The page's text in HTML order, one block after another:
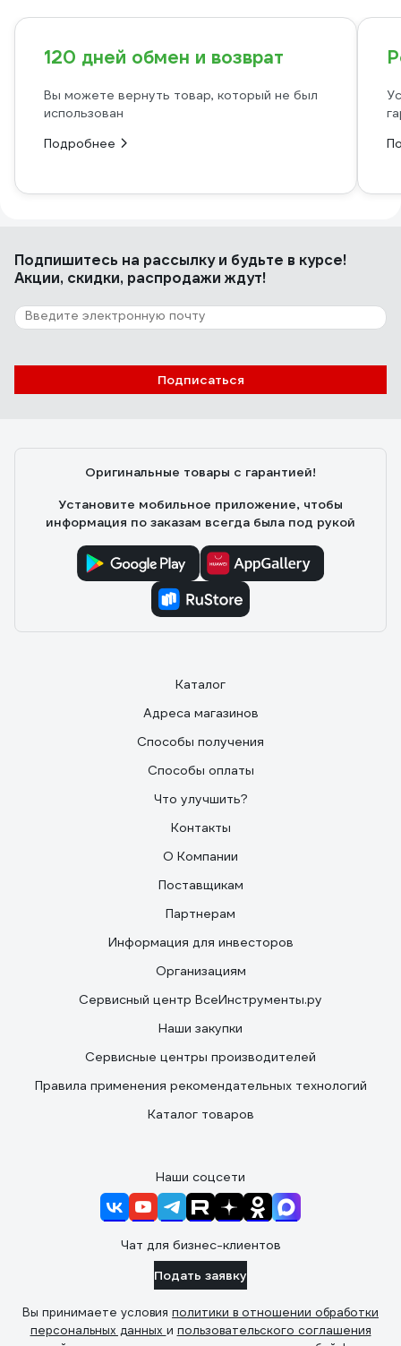
120 дней обмен и возврат
Вы можете вернуть товар, который не был
использован
Подробнее
Подпишитесь на рассылкуи будьте в курсе!
Акции, скидки, распродажи ждут!
Подписаться
Оригинальные товары с гарантией!
Установите мобильное приложение, чтобы
информация по заказам всегда была под рукой
Каталог
Адреса магазинов
Способы получения
Способы оплаты
Что улучшить?
Контакты
О Компании
Поставщикам
Партнерам
Информация для инвесторов
Организациям
Сервисный центр ВсеИнструменты.ру
Наши закупки
Сервисные центры производителей
Правила применения рекомендательных технологий
Каталог товаров
Наши соцсети
Чат для бизнес-клиентов
Подать заявку
Вы принимаете условия политики в отношении обработки
персональных данных и пользовательского соглашения